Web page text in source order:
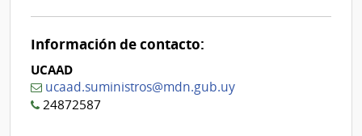
0
Información de contacto:
UCAAD
ucaad.suministros@mdn.gub.uy
24872587